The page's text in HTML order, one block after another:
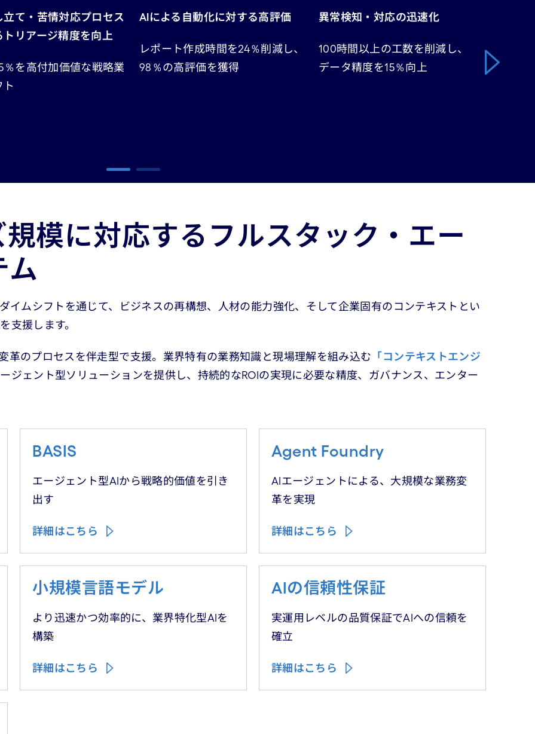
立て・苦情対応プロセス
トリアージ精度を向上
％を高付加価値な戦略業
AIによる自動化に対する高評価
レポート作成時間を24％削減し、
98％の高評価を獲得
異常検知・対応の迅速化
100時間以上の工数を削減し、
データ精度を15％向上
月間90
模に対応するフルスタック・エー
ム
イムシフトを通じて、ビジネスの再構想、人材の能力強化、そして企業固有のコンテキストとい
支援します。
革のプロセスを伴走型で支援。業界特有の業務知識と現場理解を組み込む 「コンテキストエンジ
ジェント型ソリューションを提供し、持続的なROIの実現に必要な精度、ガバナンス、エンター
BASIS
エージェント型AIから戦略的価値を引き
出す
詳細はこちら
Agent Foundry
AIエージェントによる、大規模な業務変
革を実現
詳細はこちら
小規模言語モデル
より迅速かつ効率的に、業界特化型AIを
構築
詳細はこちら
AIの信頼性保証
実運用レベルの品質保証でAIへの信頼を
確立
詳細はこちら